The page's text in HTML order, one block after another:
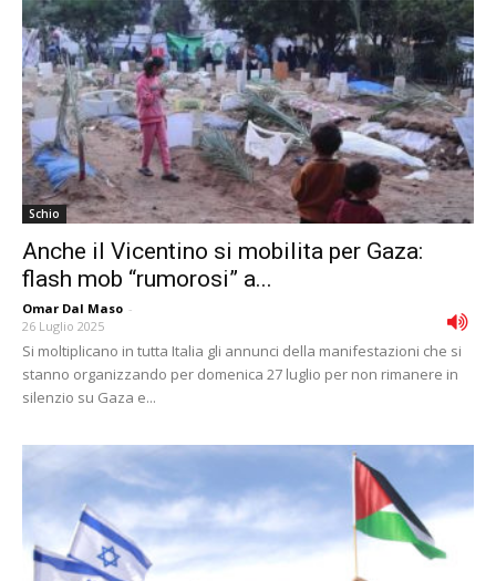
Schio
Anche il Vicentino si mobilita per Gaza:
flash mob “rumorosi” a...
Omar Dal Maso -
26 Luglio 2025
Si moltiplicano in tutta Italia gli annunci della manifestazioni che si
stanno organizzando per domenica 27 luglio per non rimanere in
silenzio su Gaza e...